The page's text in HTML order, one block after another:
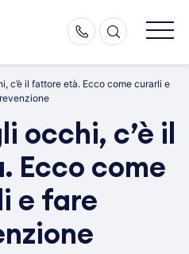
c’è il fattore età. Ecco come curarli e
occhi, c’è il
Ecco come
e fare